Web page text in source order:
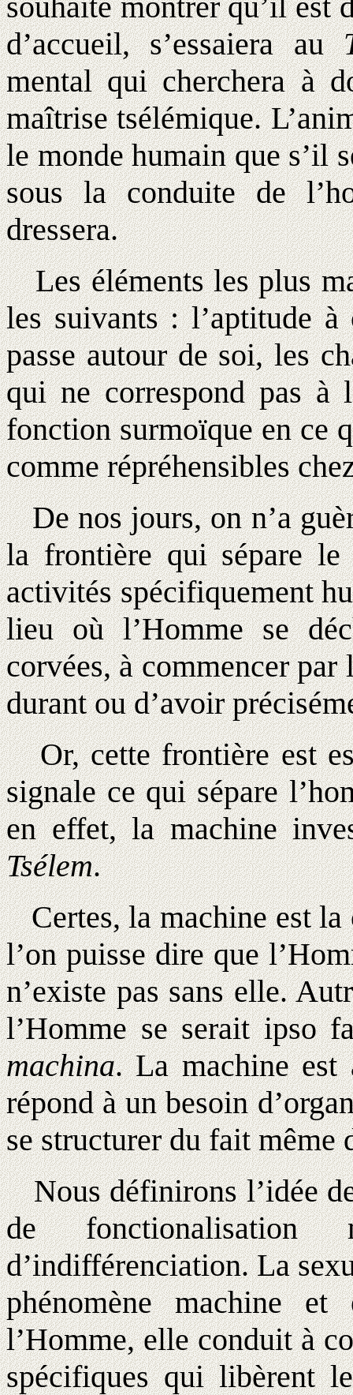
d’accueil, s’essaiera au
mental qui cherchera à
maîtrise tsélémique.
le monde humain que s’il
sous la conduite de
dressera.
Les éléments les plus
les suivants : l’aptitude
passe autour de soi, les
qui ne correspond pas à
fonction surmoïque en ce
comme répréhensibles
De nos jours, on n’a
la frontière qui sépare
activités spécifiquement
lieu où l’Homme se
corvées, à commencer
durant ou d’avoir
Or, cette frontière est
signale ce qui sépare
en effet, la machine
Tsélem.
Certes, la machine est la
l’on puisse dire que
n’existe pas sans elle.
l’Homme se serait ipso
machina. La machine est
répond à un besoin
se structurer du fait même
Nous définirons l’idée
de
d’indifférenciation. La
phénomène machine
l’Homme, elle conduit à
spécifiques qui libèrent